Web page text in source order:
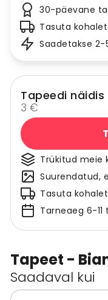
Tapeet -
Saadaval kui
30-päevane
Tasuta
Saadetakse 2-
Tapeedi näidis
3 €
Trükitud meie
Suurendatud,
Tasuta
Tarneaeg 6-